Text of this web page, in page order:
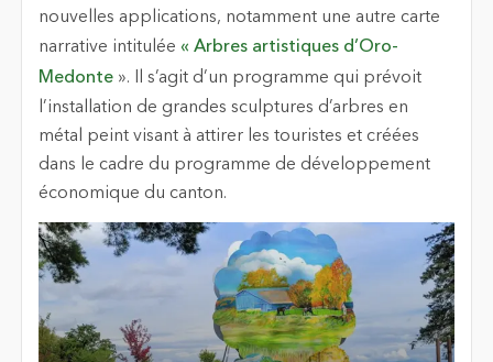
nouvelles applications, notamment une autre carte
narrative intitulée « Arbres artistiques d’Oro-
Medonte». Il s’agit d’un programme qui prévoit
l’installation de grandes sculptures d’arbres en
métal peint visant à attirer les touristes et créées
dans le cadre du programme de développement
économique du canton.